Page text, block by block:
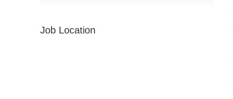
Job Location